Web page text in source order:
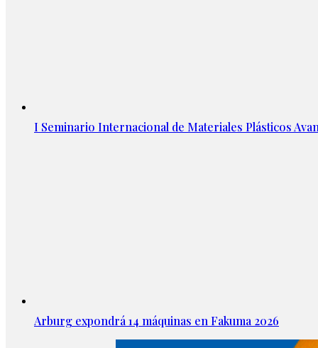
I Seminario Internacional de Materiales Plásticos
Arburg expondrá 14 máquinas en Fakuma 2026